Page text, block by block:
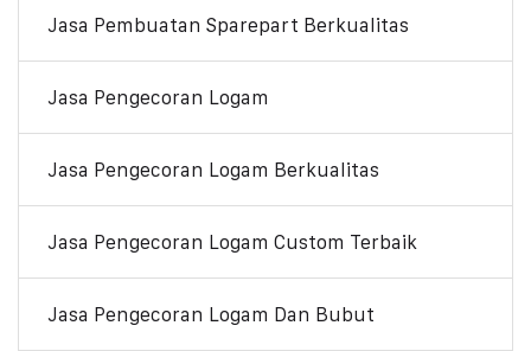
Jasa Pembuatan Sparepart Berkualitas
Jasa Pengecoran Logam
Jasa Pengecoran Logam Berkualitas
Jasa Pengecoran Logam Custom Terbaik
Jasa Pengecoran Logam Dan Bubut